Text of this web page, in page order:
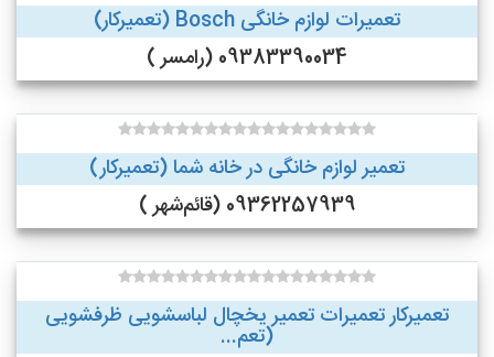
تعمیرات لوازم خانگی Bosch (تعمیرکار)
09383390034 (رامسر )
تعمیر لوازم خانگی در خانه شما (تعمیرکار)
09362257939 (قائم‌شهر )
تعمیرکار تعمیرات تعمیر یخچال لباسشویی ظرفشویی
(تعم...